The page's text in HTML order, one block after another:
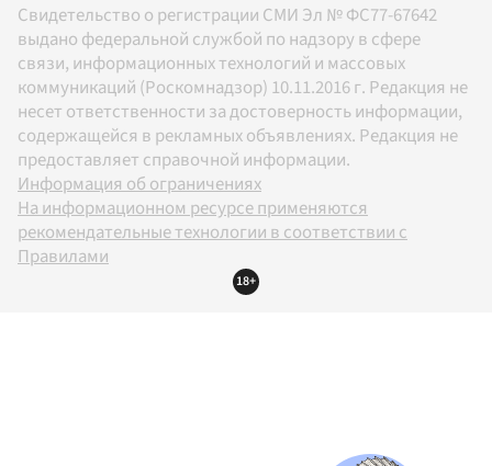
Свидетельство о регистрации СМИ Эл № ФС77-67642
выдано федеральной службой по надзору в сфере
связи, информационных технологий и массовых
коммуникаций (Роскомнадзор) 10.11.2016 г. Редакция не
несет ответственности за достоверность информации,
содержащейся в рекламных объявлениях. Редакция не
предоставляет справочной информации.
Информация об ограничениях
На информационном ресурсе применяются
рекомендательные технологии в соответствии с
Правилами
18+